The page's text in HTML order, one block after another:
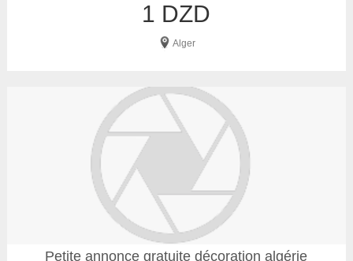
1 DZD
Alger
Petite annonce gratuite décoration algérie